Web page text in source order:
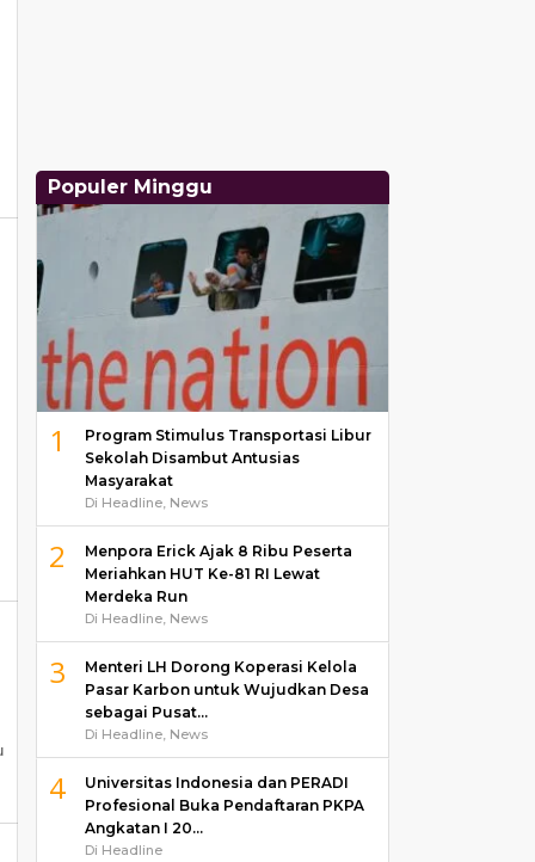
Populer Minggu
1
Program Stimulus Transportasi Libur
Sekolah Disambut Antusias
Masyarakat
Di Headline, News
2
Menpora Erick Ajak 8 Ribu Peserta
Meriahkan HUT Ke-81 RI Lewat
Merdeka Run
Di Headline, News
3
Menteri LH Dorong Koperasi Kelola
Pasar Karbon untuk Wujudkan Desa
sebagai Pusat…
Di Headline, News
4
Universitas Indonesia dan PERADI
Profesional Buka Pendaftaran PKPA
Angkatan I 20…
Di Headline